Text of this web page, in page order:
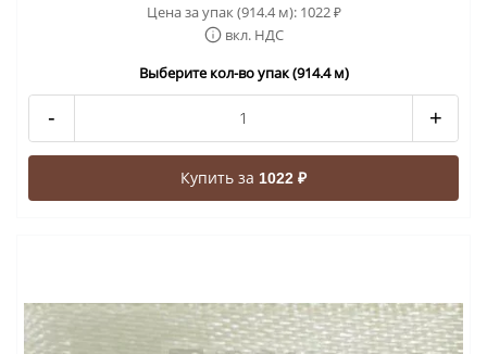
Цена за упак (914.4 м): 1022₽
вкл. НДС
Выберите кол-во упак (914.4 м)
- +
Купить за 1022 ₽